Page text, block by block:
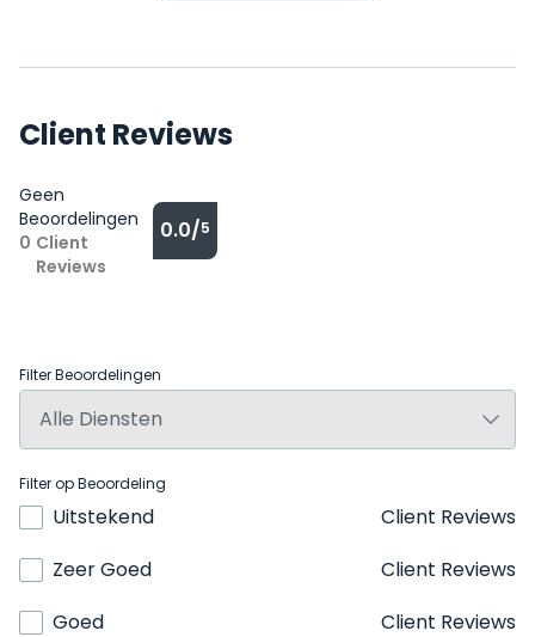
Client Reviews
Geen
Beoordelingen
0 Client
Reviews
0.0/5
Filter Beoordelingen
Filter op Beoordeling
Uitstekend
Client Reviews
Zeer Goed
Client Reviews
Goed
Client Reviews